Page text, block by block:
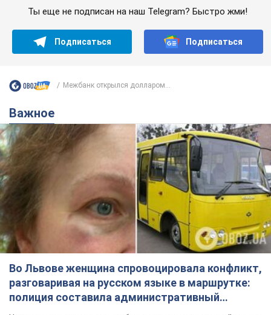
Ты еще не подписан на наш Telegram? Быстро жми!
Подписаться Подписаться
Межбанк открылся долларом...
Важное
Во Львове женщина спровоцировала конфликт,
разговаривая на русском языке в маршрутке:
полиция составила административный
протокол. Видео